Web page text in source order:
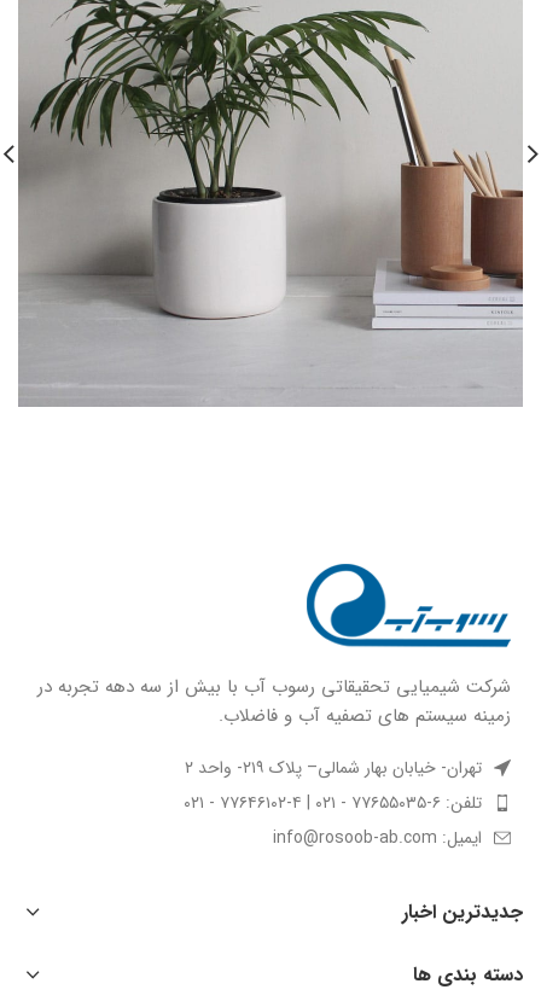
شركت شيميايى تحقیقاتی رسوب آب با بيش از سه دهه تجربه در
زمينه سيستم هاى تصفيه آب و فاضلاب.
تهران- خیابان بهار شمالی– پلاک ۲۱۹- واحد ۲
تلفن: ۶-۷۷۶۵۵۰۳۵ - ۰۲۱ | ۴-۷۷۶۴۶۱۰۲ - ۰۲۱
ایمیل: info@rosoob-ab.com
جدیدترین اخبار
دسته بندی ها